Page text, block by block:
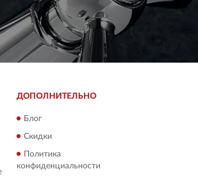
ДОПОЛНИТЕЛЬНО
Блог
Скидки
Политика
конфиденциальности